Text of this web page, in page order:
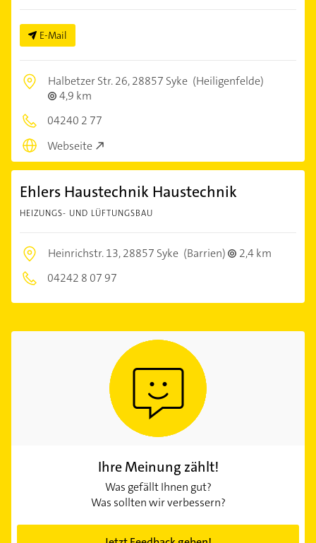
E-Mail
Halbetzer Str. 26,28857 Syke (Heiligenfelde)
4,9 km
04240 2 77
Webseite
Ehlers Haustechnik Haustechnik
HEIZUNGS- UND LÜFTUNGSBAU
Heinrichstr. 13,28857 Syke (Barrien)
2,4 km
04242 8 07 97
Ihre Meinung zählt!
Was gefällt Ihnen gut?
Was sollten wir verbessern?